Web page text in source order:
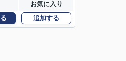
お気に入り
追加する